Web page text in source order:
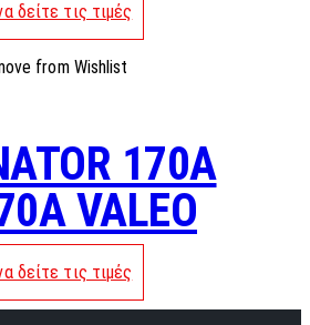
δείτε τις τιμές
from Wishlist
170A
VALEO
δείτε τις τιμές